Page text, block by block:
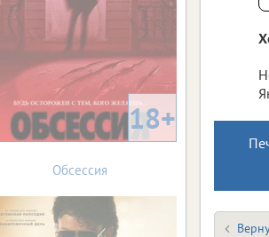
18+
Обсессия